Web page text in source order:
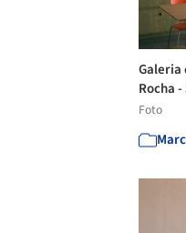
Galeria
Rocha -
Foto